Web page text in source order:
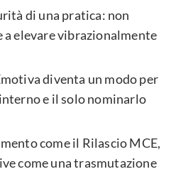
di una pratica: non
a elevare vibrazionalmente
diventa un modo per
e il solo nominarlo
come il Rilascio MCE,
come una trasmutazione